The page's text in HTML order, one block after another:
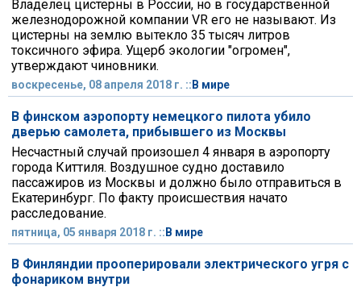
Владелец цистерны в России, но в государственной
железнодорожной компании VR его не называют. Из
цистерны на землю вытекло 35 тысяч литров
токсичного эфира. Ущерб экологии "огромен",
утверждают чиновники.
воскресенье, 08 апреля 2018 г. :: В мире
В финском аэропорту немецкого пилота убило
дверью самолета, прибывшего из Москвы
Несчастный случай произошел 4 января в аэропорту
города Киттиля. Воздушное судно доставило
пассажиров из Москвы и должно было отправиться в
Екатеринбург. По факту происшествия начато
расследование.
пятница, 05 января 2018 г. :: В мире
В Финляндии прооперировали электрического угря с
фонариком внутри